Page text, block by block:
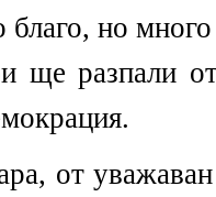
но
ще разпали
от